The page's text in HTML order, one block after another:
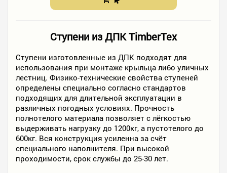
Ступени из ДПК TimberTex
Ступени изготовленные из ДПК подходят для
использования при монтаже крыльца либо уличных
лестниц. Физико-технические свойства ступеней
определены специально согласно стандартов
подходящих для длительной эксплуатации в
различных погодных условиях. Прочность
полнотелого материала позволяет с лёгкостью
выдерживать нагрузку до 1200кг, а пустотелого до
600кг. Вся конструкция усиленна за счёт
специального наполнителя. При высокой
проходимости, срок службы до 25-30 лет.